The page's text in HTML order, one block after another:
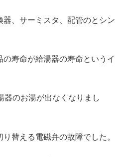
、サーミスタ、配管のとシン
寿命が給湯器の寿命というイ
器のお湯が出なくなりまし
替える電磁弁の故障でした。